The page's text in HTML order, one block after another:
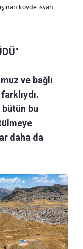
köyde isyan
ve bağlı
bu
daha da